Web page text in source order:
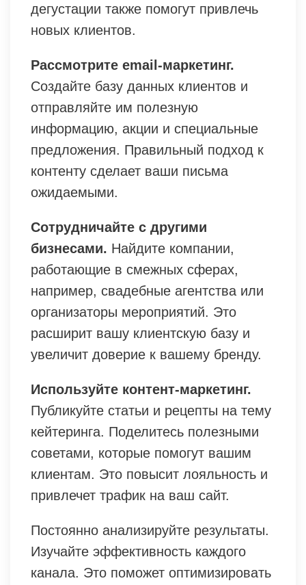
дегустации также помогут привлечь
новых клиентов.
Рассмотрите email-маркетинг.
Создайте базу данных клиентов и
отправляйте им полезную
информацию, акции и специальные
предложения. Правильный подход к
контенту сделает ваши письма
ожидаемыми.
Сотрудничайте с другими
бизнесами. Найдите компании,
работающие в смежных сферах,
например, свадебные агентства или
организаторы мероприятий. Это
расширит вашу клиентскую базу и
увеличит доверие к вашему бренду.
Используйте контент-маркетинг.
Публикуйте статьи и рецепты на тему
кейтеринга. Поделитесь полезными
советами, которые помогут вашим
клиентам. Это повысит лояльность и
привлечет трафик на ваш сайт.
Постоянно анализируйте результаты.
Изучайте эффективность каждого
канала. Это поможет оптимизировать